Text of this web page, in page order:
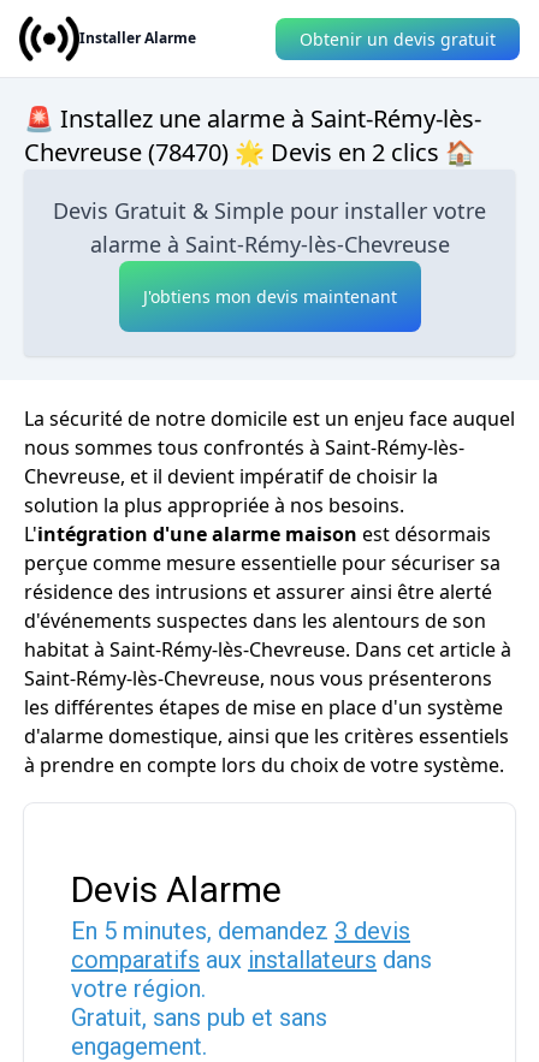
Installer Alarme Obtenir un devis gratuit
🚨 Installez une alarme à Saint-Rémy-lès-
Chevreuse (78470) 🌟 Devis en 2 clics 🏠
Devis Gratuit & Simple pour installer votre
alarme à Saint-Rémy-lès-Chevreuse
J'obtiens mon devis maintenant
La sécurité de notre domicile est un enjeu face auquel
nous sommes tous confrontés à Saint-Rémy-lès-
Chevreuse, et il devient impératif de choisir la
solution la plus appropriée à nos besoins.
L'intégration d'une alarme maison est désormais
perçue comme mesure essentielle pour sécuriser sa
résidence des intrusions et assurer ainsi être alerté
d'événements suspectes dans les alentours de son
habitat à Saint-Rémy-lès-Chevreuse. Dans cet article à
Saint-Rémy-lès-Chevreuse, nous vous présenterons
les différentes étapes de mise en place d'un système
d'alarme domestique, ainsi que les critères essentiels
à prendre en compte lors du choix de votre système.
Devis Alarme
En 5 minutes, demandez 3 devis
comparatifs aux installateurs dans
votre région.
Gratuit, sans pub et sans
engagement.